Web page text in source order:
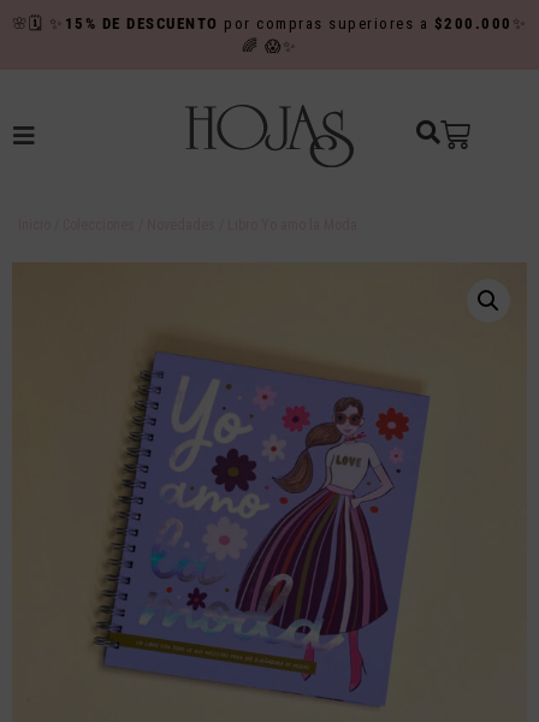
🌸 🗓️ ✨ 15% DE DESCUENTO por compras superiores a $200.000 ✨
🌈 😱✨